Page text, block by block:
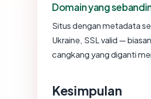
Domain yang
Situs dengan metadata
Ukraine, SSL valid —
cangkang yang diganti
Kesimpulan